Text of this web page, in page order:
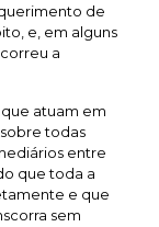
de
e, em alguns
a
atuam em
todas
entre
que toda a
e que
sem